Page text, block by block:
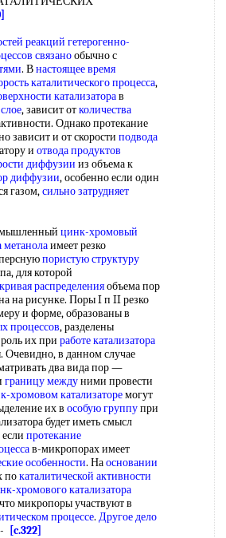
реакций гетерогенно-
связанообычно с
. Внастоящее время
каталитического процесса,
катализаторав
, зависит отколичества
Однако протекание
зависит и от скорости подвода
и отвода продуктов
диффузии из объема к
диффузии, особенно если один
газом,сильно затрудняет
цинк-хромовый
метанолаимеет резко
пористую структуру
для которой
распределенияобъема пор
на рисунке. Поры I п II резко
и форме, образованы в
процессов, разделены
их при работе катализатора
Очевидно, в данном случае
два вида пор —
границу междуними провести
хромовом катализаторемогут
их в особую группупри
будет иметь смысл
протекание
в-микропорах имеет
особенности. Наосновании
покаталитической активности
хромового катализатора
микропоры участвуют в
процессе. Другое дело
[c.322]